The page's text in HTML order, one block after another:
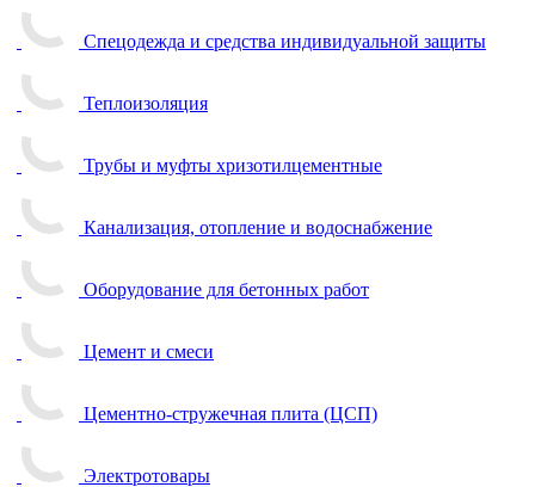
Спецодежда и средства индивидуальной защиты
Теплоизоляция
Трубы и муфты хризотилцементные
Канализация, отопление и водоснабжение
Оборудование для бетонных работ
Цемент и смеси
Цементно-стружечная плита (ЦСП)
Электротовары